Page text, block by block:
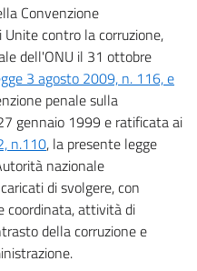
Convenzione
contro la corruzione,
dell'ONU il 31 ottobre
3 agosto 2009, n. 116, e
penale sulla
gennaio 1999 e ratificata ai
n.110, la presente legge
nazionale
di svolgere, con
coordinata, attività di
della corruzione e